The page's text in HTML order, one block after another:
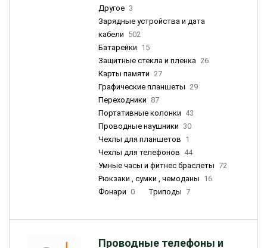
Другое 3
Зарядные устройства и дата
кабели 502
Батарейки 15
Защитные стекла и пленка 26
Карты памяти 27
Графические планшеты 29
Переходники 87
Портативные колонки 43
Проводные наушники 30
Чехлы для планшетов 1
Чехлы для телефонов 44
Умные часы и фитнес браслеты 72
Рюкзаки , сумки , чемоданы 16
Фонари 0 Триподы 7
Проводные телефоны и